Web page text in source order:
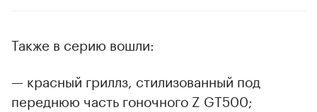
Также в серию вошли:
— красный гриллз, стилизованный под
переднюю часть гоночного Z GT500;